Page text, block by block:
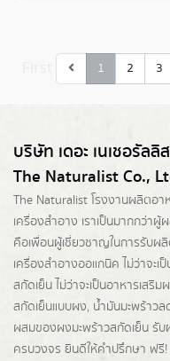
1 2 3
บริษัท เดอะ เนเชอรัล
The Naturalist Co.,
The Naturalist โรงงานผลิตอา
เครื่องสำอาง เราเป็นมากกว่าผู้
คือเพื่อนผู้เชี่ยวชาญในการรับผ
เครื่องสำอางออแกนิค ไม่ว่าจ
สกัดเย็น ไม่ว่าจะเป็นอาหารเส
สกัดเย็นแบบผง, น้ำมันมะพร้าว
ผสมของผงมะพร้าวสกัดเย็น รั
ครบวงจร ยินดีให้คำปรึกษา ฟรี!